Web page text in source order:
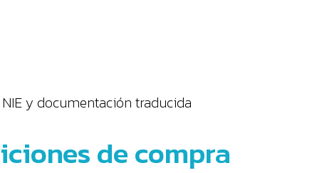
y documentación traducida
de compra